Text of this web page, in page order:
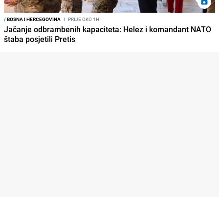
/BOSNA I HERCEGOVINA I PRIJE OKO 1H
Jačanje odbrambenih kapaciteta: Helez i komandant NATO
štaba posjetili Pretis